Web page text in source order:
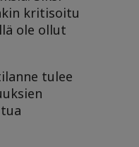
kritisoitu
ole ollut
tulee